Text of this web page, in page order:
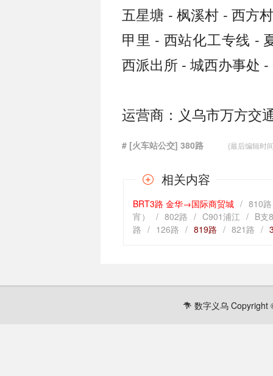
五星塘 - 枫溪村 - 西方
甲里 - 西站化工专线 -
西派出所 - 城西办事处
运营商：义乌市万方交
# [火车站公交] 380路 {最后编辑时间
相关内容
BRT3路 金华→国际商贸城 / 810路
宵）
/ 802路 / C901浦江 / B支
路 / 126路 / 819路 / 821路 /
数字义乌